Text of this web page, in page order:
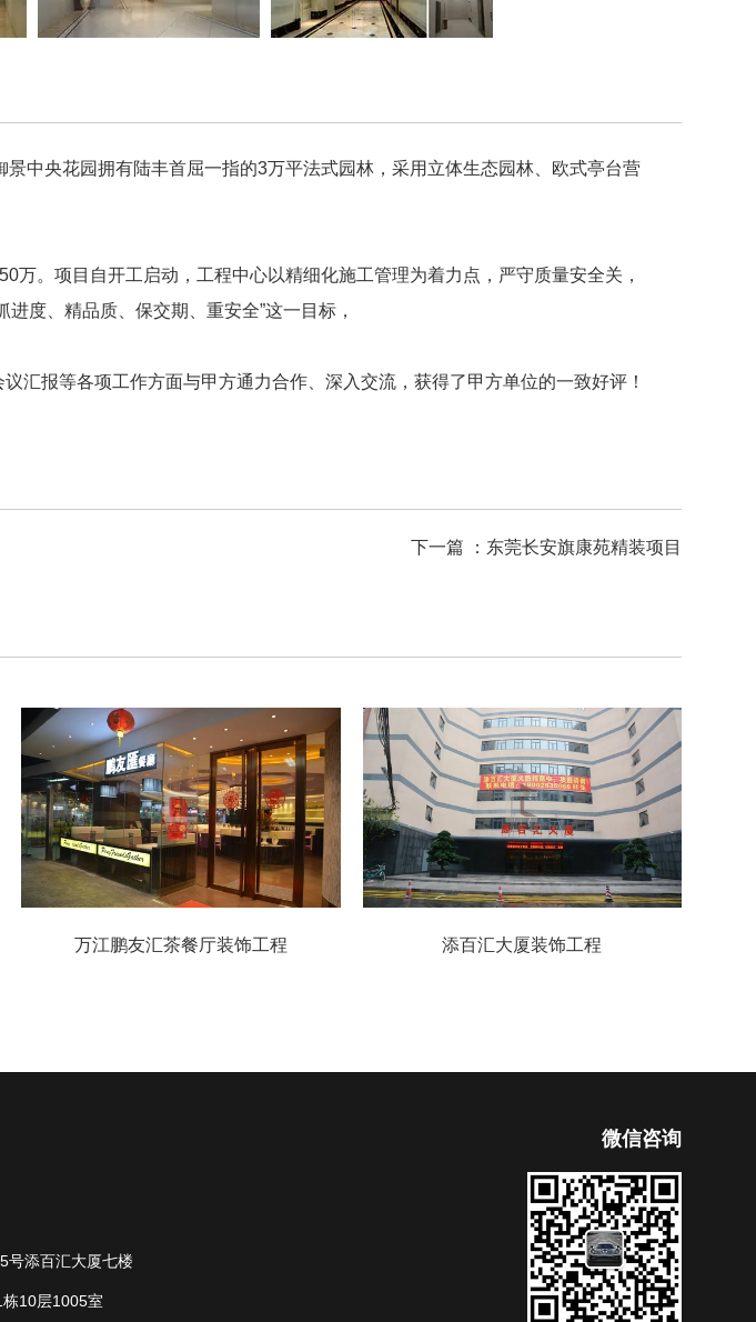
中央花园拥有陆丰首屈一指的3万平法式园林，采用立体生态园林、欧式亭台营
。项目自开工启动，工程中心以精细化施工管理为着力点，严守质量安全关，
度、精品质、保交期、重安全”这一目标，
汇报等各项工作方面与甲方通力合作、深入交流，获得了甲方单位的一致好评！
下一篇 ： 东莞长安旗康苑精装项目
万江鹏友汇茶餐厅装饰工程 添百汇大厦装饰工程
号添百汇大厦七楼
10层1005室
微信咨询